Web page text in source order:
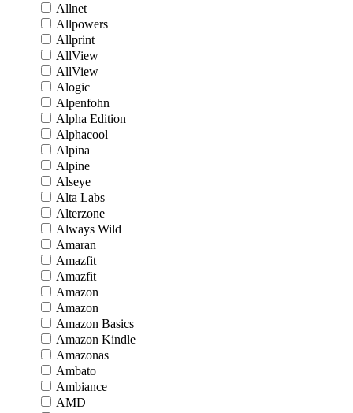
Allnet
Allpowers
Allprint
AllView
AllView
Alogic
Alpenfohn
Alpha Edition
Alphacool
Alpina
Alpine
Alseye
Alta Labs
Alterzone
Always Wild
Amaran
Amazfit
Amazfit
Amazon
Amazon
Amazon Basics
Amazon Kindle
Amazonas
Ambato
Ambiance
AMD